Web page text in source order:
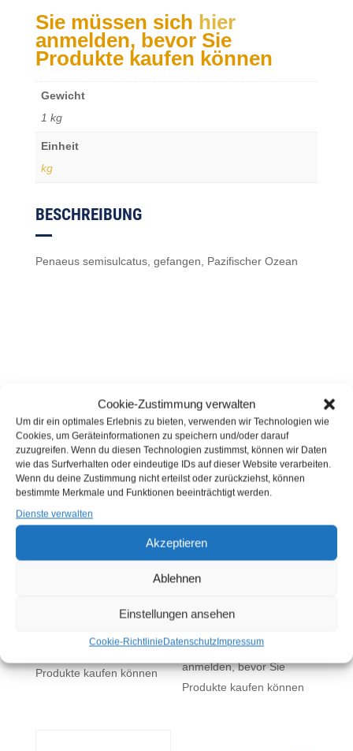
Cookie-Zustimmung verwalten
Um dir ein optimales Erlebnis zu bieten, verwenden wir Technologien wie
Cookies, um Geräteinformationen zu speichern und/oder darauf
zuzugreifen. Wenn du diesen Technologien zustimmst, können wir Daten
wie das Surfverhalten oder eindeutige IDs auf dieser Website verarbeiten.
Wenn du deine Zustimmung nicht erteilst oder zurückziehst, können
bestimmte Merkmale und Funktionen beeinträchtigt werden.
Dienste verwalten
Akzeptieren
Ablehnen
Einstellungen ansehen
Cookie-RichtlinieDatenschutzImpressum
Sie müssen sich hier
anmelden, bevor Sie
Produkte kaufen können
Gewicht
1 kg
Einheit
kg
BESCHREIBUNG
Penaeus semisulcatus, gefangen, Pazifischer Ozean
ÄHNLICHE PRODUKTE
Produkte kaufen können
100 G FERTIG
GEBRATEN (STÜCK)
Sie müssen sich
anmelden, bevor Sie
Produkte kaufen können